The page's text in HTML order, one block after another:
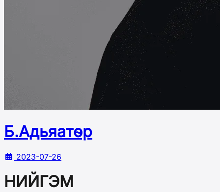
Б.Адьяатөр
2023-07-26
НИЙГЭМ